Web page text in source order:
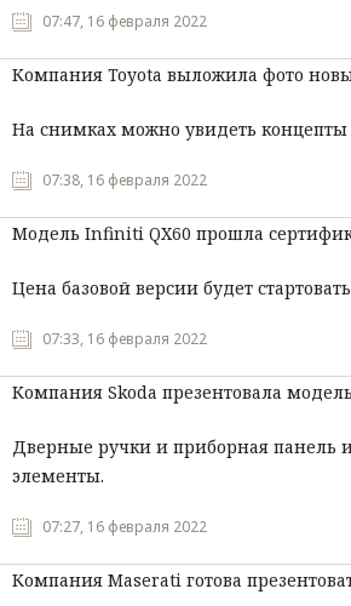
07:47, 16 февраля 2022
Компания Toyota выложила фото
На снимках можно увидеть концепты
07:38, 16 февраля 2022
Модель Infiniti QX60 прошла
Цена базовой версии будет
07:33, 16 февраля 2022
Компания Skoda презентовала
Дверные ручки и приборная панель
элементы.
07:27, 16 февраля 2022
Компания Maserati готова